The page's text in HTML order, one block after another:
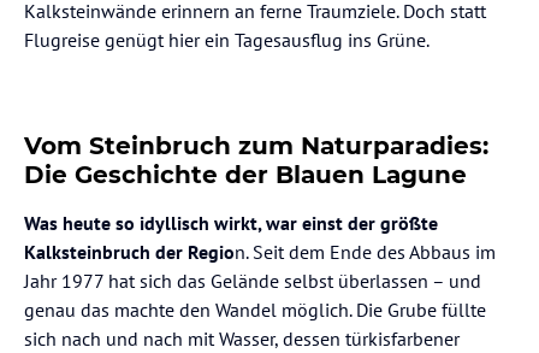
Kalksteinwände erinnern an ferne Traumziele. Doch statt
Flugreise genügt hier ein Tagesausflug ins Grüne.
Vom Steinbruch zum Naturparadies:
Die Geschichte der Blauen Lagune
Was heute so idyllisch wirkt, war einst der größte
Kalksteinbruch der Region. Seit dem Ende des Abbaus im
Jahr 1977 hat sich das Gelände selbst überlassen – und
genau das machte den Wandel möglich. Die Grube füllte
sich nach und nach mit Wasser, dessen türkisfarbener